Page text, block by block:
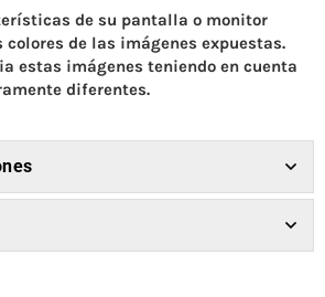
de su pantalla o monitor
colores de las imágenes expuestas.
estas imágenes teniendo en cuenta
diferentes.